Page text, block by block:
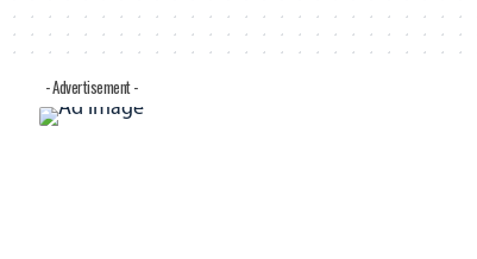
- Advertisement -